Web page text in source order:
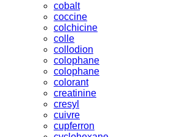
cobalt
coccine
colchicine
colle
collodion
colophane
colophane
colorant
creatinine
cresyl
cuivre
cupferron